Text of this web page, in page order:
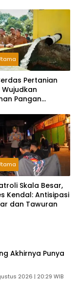
Anak Yatim
Pertanian
Wujudkan
Pangan
Skala Besar,
Kendal: Antisipasi
dan Tawuran
Akhirnya Punya
2026 | 20:29 WIB